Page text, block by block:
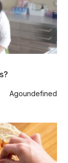
Agoundefined